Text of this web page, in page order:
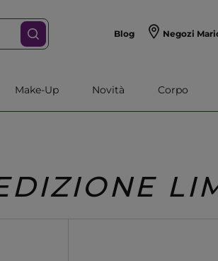
Blog Negozi
Make-Up Novità Corpo